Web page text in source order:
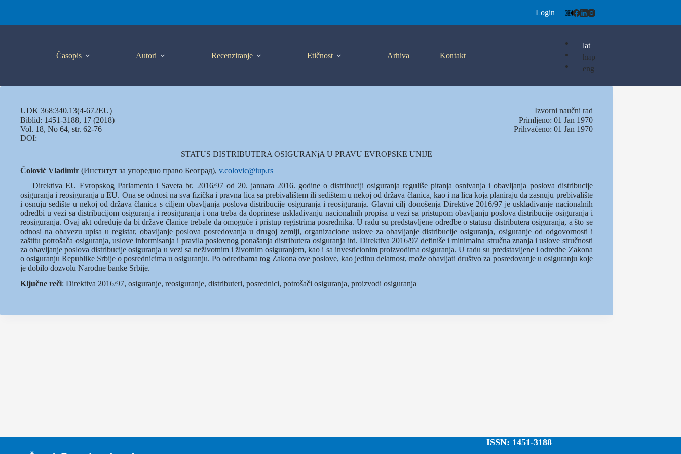
Login
Časopis Autori Recenziranje Etičnost Arhiva Kontakt
lat
ћир
eng
UDK 368:340.13(4-672EU)
Biblid: 1451-3188, 17 (2018)
Vol. 18, No 64, str. 62-76
DOI:
Izvorni naučni rad
Primljeno: 01 Jan 1970
Prihvaćeno: 01 Jan 1970
STATUS DISTRIBUTERA OSIGURANjA U PRAVU EVROPSKE UNIJE
Čolović Vladimir (Институт за упоредно право Београд), v.colovic@iup.rs
Direktiva EU Evropskog Parlamenta i Saveta br. 2016/97 od 20. januara 2016. godine o distribuciji osiguranja reguliše pitanja osnivanja i obavljanja poslova distribucije
osiguranja i reosiguranja u EU. Ona se odnosi na sva fizička i pravna lica sa prebivalištem ili sedištem u nekoj od država članica, kao i na lica koja planiraju da zasnuju prebivalište
i osnuju sedište u nekoj od država članica s ciljem obavljanja poslova distribucije osiguranja i reosiguranja. Glavni cilj donošenja Direktive 2016/97 je usklađivanje nacionalnih
odredbi u vezi sa distribucijom osiguranja i reosiguranja i ona treba da doprinese usklađivanju nacionalnih propisa u vezi sa pristupom obavljanju poslova distribucije osiguranja i
reosiguranja. Ovaj akt određuje da bi države članice trebale da omoguće i pristup registrima posrednika. U radu su predstavljene odredbe o statusu distributera osiguranja, a što se
odnosi na obavezu upisa u registar, obavljanje poslova posredovanja u drugoj zemlji, organizacione uslove za obavljanje distribucije osiguranja, osiguranje od odgovornosti i
zaštitu potrošača osiguranja, uslove informisanja i pravila poslovnog ponašanja distributera osiguranja itd. Direktiva 2016/97 definiše i minimalna stručna znanja i uslove stručnosti
za obavljanje poslova distribucije osiguranja u vezi sa neživotnim i životnim osiguranjem, kao i sa investicionim proizvodima osiguranja. U radu su predstavljene i odredbe Zakona
o osiguranju Republike Srbije o posrednicima u osiguranju. Po odredbama tog Zakona ove poslove, kao jedinu delatnost, može obavljati društvo za posredovanje u osiguranju koje
je dobilo dozvolu Narodne banke Srbije.
Ključne reči: Direktiva 2016/97, osiguranje, reosiguranje, distributeri, posrednici, potrošači osiguranja, proizvodi osiguranja
ISSN: 1451-3188